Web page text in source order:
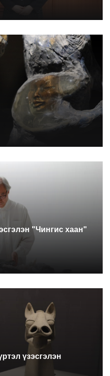
"Чингис хаан"
үзэсгэлэн